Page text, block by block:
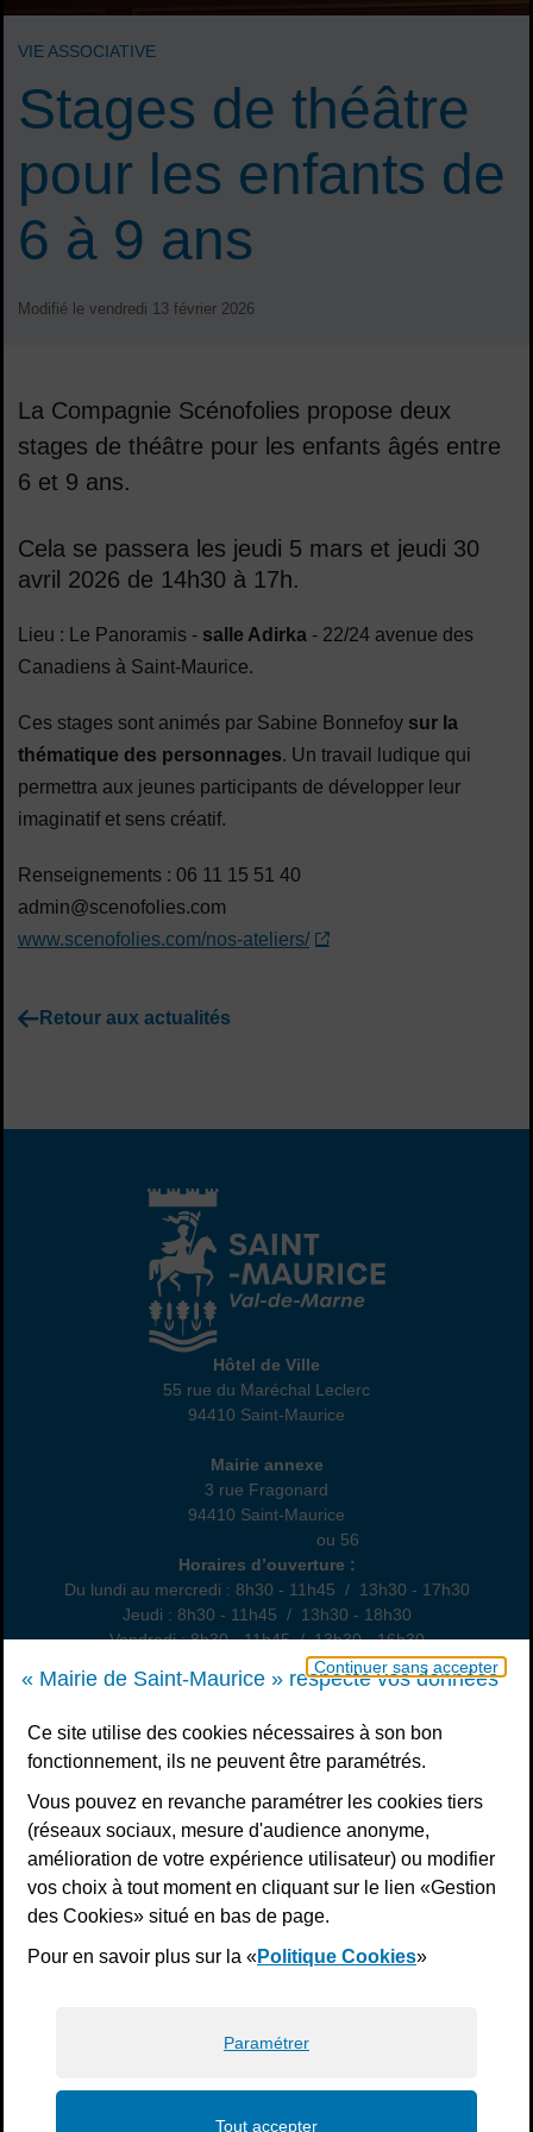
Continuer sans accepter
« Mairie de Saint-Maurice » respecte vos données
Ce site utilise des cookies nécessaires à son bon
fonctionnement, ils ne peuvent être paramétrés.
Vous pouvez en revanche paramétrer les cookies tiers
(réseaux sociaux, mesure d'audience anonyme,
amélioration de votre expérience utilisateur) ou modifier
vos choix à tout moment en cliquant sur le lien «Gestion
des Cookies» situé en bas de page.
Pour en savoir plus sur la «Politique Cookies»
Paramétrer
Tout accepter
Stages de théâtre
pour les enfants de
6 à 9 ans
VIE ASSOCIATIVE
Modifié le vendredi 13 février 2026
La Compagnie Scénofolies propose deux
stages de théâtre pour les enfants âgés entre
6 et 9 ans.
Cela se passera les jeudi 5 mars et jeudi 30
avril 2026 de 14h30 à 17h.
Lieu : Le Panoramis - salle Adirka - 22/24 avenue des
Canadiens à Saint-Maurice.
Ces stages sont animés par Sabine Bonnefoy sur la
thématique des personnages. Un travail ludique qui
permettra aux jeunes participants de développer leur
imaginatif et sens créatif.
Renseignements : 06 11 15 51 40
admin@scenofolies.com
www.scenofolies.com/nos-ateliers/
Retour aux actualités
Hôtel de Ville
Hôtel de Ville
55 rue du Maréchal Leclerc
94410 Saint-Maurice
Annexe
Mairie annexe
3 rue Fragonard
94410 Saint-Maurice
ou 56
Horaires d’ouverture :
Du lundi au mercredi : 8h30 - 11h45 / 13h30 - 17h30
Jeudi : 8h30 - 11h45 / 13h30 - 18h30
Vendredi : 8h30 - 11h45 / 13h30 - 16h30
Un samedi par mois : permanence état civil, sur rendez-vous
S’inscrire à la newsletter
Télécharger l’application
Nous suivre
Facebook
Instagram
Youtube
LinkedIn
Calaméo